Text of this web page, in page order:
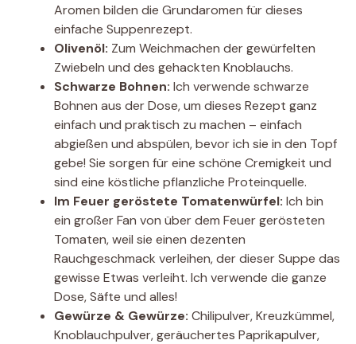
Aromen bilden die Grundaromen für dieses
einfache Suppenrezept.
Olivenöl: Zum Weichmachen der gewürfelten
Zwiebeln und des gehackten Knoblauchs.
Schwarze Bohnen: Ich verwende schwarze
Bohnen aus der Dose, um dieses Rezept ganz
einfach und praktisch zu machen – einfach
abgießen und abspülen, bevor ich sie in den Topf
gebe! Sie sorgen für eine schöne Cremigkeit und
sind eine köstliche pflanzliche Proteinquelle.
Im Feuer geröstete Tomatenwürfel: Ich bin
ein großer Fan von über dem Feuer gerösteten
Tomaten, weil sie einen dezenten
Rauchgeschmack verleihen, der dieser Suppe das
gewisse Etwas verleiht. Ich verwende die ganze
Dose, Säfte und alles!
Gewürze & Gewürze: Chilipulver, Kreuzkümmel,
Knoblauchpulver, geräuchertes Paprikapulver,